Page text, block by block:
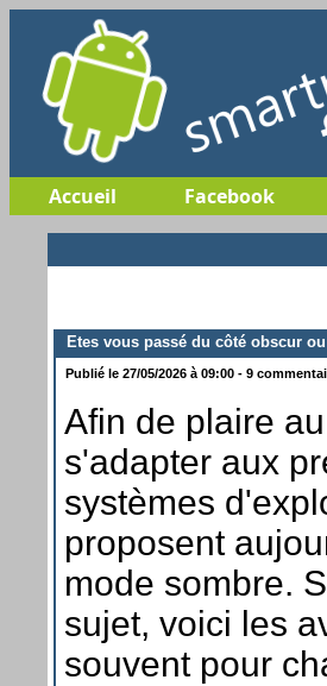
Accueil Facebook
Etes vous passé du côté obscur
Publié le 27/05/2026 à 09:00 - 9
Afin de plaire
s'adapter aux
systèmes
proposent
mode sombre.
sujet, voici les
souvent pour